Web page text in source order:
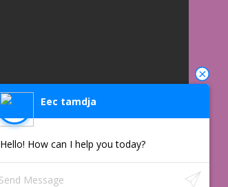
Eec tamdja
Hello! How can I help you today?